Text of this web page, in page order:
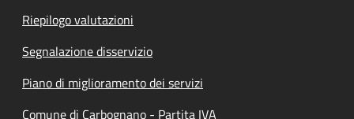
Riepilogo valutazioni
Segnalazione disservizio
Piano di miglioramento dei servizi
Comune di Carbognano - Partita IVA